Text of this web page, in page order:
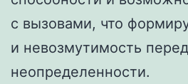
с вызовами, что
и невозмутимость
неопределенности.